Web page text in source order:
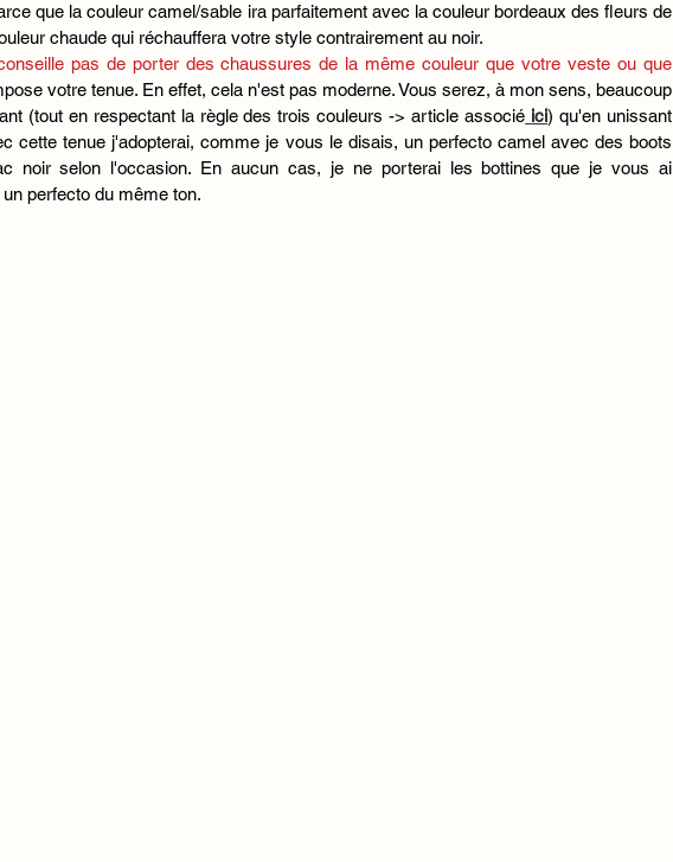
que la couleur camel/sable ira parfaitement avec la couleur bordeaux des fleurs de
chaude qui réchauffera votre style contrairement au noir.
pas de porter des chaussures de la même couleur que votre veste ou que
votre tenue. En effet, cela n'est pas moderne. Vous serez, à mon sens, beaucoup
(tout en respectant la règle des trois couleurs -> article associé ici) qu'en unissant
cette tenue j'adopterai, comme je vous le disais, un perfecto camel avec des boots
noir selon l'occasion. En aucun cas, je ne porterai les bottines que je vous ai
perfecto du même ton.